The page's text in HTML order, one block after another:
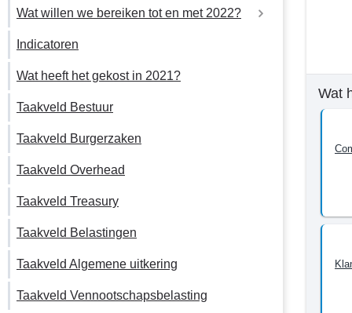
Wat willen we bereiken tot en met 2022?
Een moderne gemeente die zichtbaar en
Een nieuwe bestuursstijl
Een financieel gezonde gemeente
Indicatoren
Wat heeft het gekost in 2021?
Taakveld Bestuur
Taakveld Burgerzaken
Taakveld Overhead
Taakveld Treasury
Taakveld Belastingen
Taakveld Algemene uitkering
Taakveld Vennootschapsbelasting
Bestuur
-
bereiken
Wat